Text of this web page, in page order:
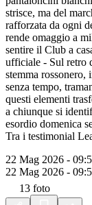
strisce, ma del
rafforzata da ogni
rende omaggio a
sentire il Club a
ufficiale - Sul retro
stemma rossonero,
senza tempo,
questi elementi
a chiunque si
esordio domenica
Tra i testimonial
22 Mag 2026 -
22 Mag 2026 -
13 foto